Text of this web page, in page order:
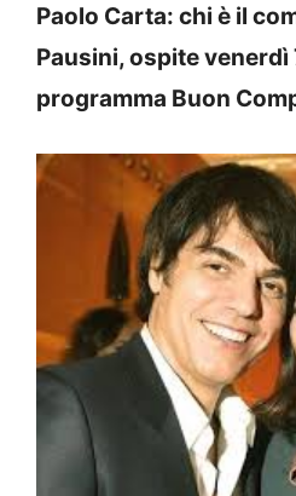
Paolo Carta: chi è il
Pausini, ospite venerdì
programma Buon